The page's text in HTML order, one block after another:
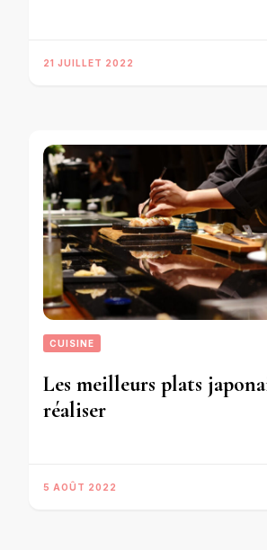
21 JUILLET 2022
CUISINE
Les meilleurs plats
réaliser
5 AOÛT 2022